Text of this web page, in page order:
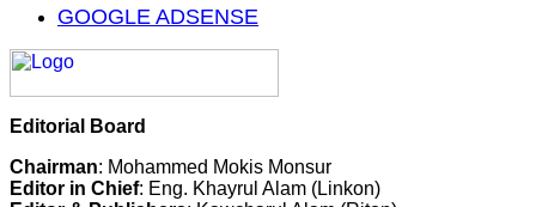
GOOGLE ADSENSE
Editorial Board
Chairman: Mohammed Mokis Monsur
Editor in Chief: Eng. Khayrul Alam (Linkon)